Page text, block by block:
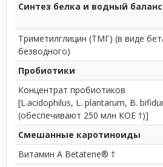
Синтез белка и водный баланс
Триметилглицин (ТМГ) (в виде
безводного)
Пробиотики
Концентрат пробиотиков
[L.acidophilus, L. plantarum, B.
(обеспечивают 250 млн КОЕ †)]
Смешанные каротиноиды
Витамин A Betatene® †